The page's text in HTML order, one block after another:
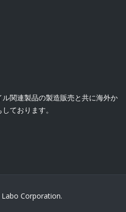
関連製品の製造販売と共に海外か
ております。
Corporation.